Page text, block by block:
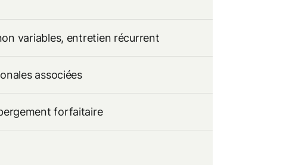
variables, entretien récurrent
associées
forfaitaire